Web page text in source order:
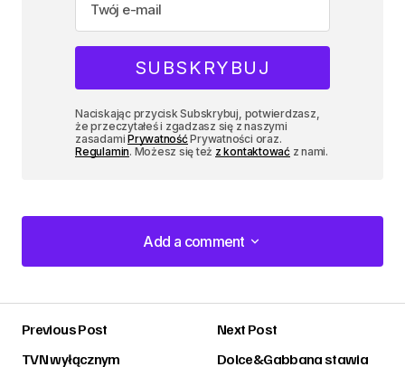
Naciskając przycisk Subskrybuj, potwierdzasz,
że przeczytałeś i zgadzasz się z naszymi
zasadamiPrywatnośćPrywatności oraz.
Regulamin. Możesz się też z kontaktowaćz nami.
Add a comment
Add a comment
Previous Post
TVN wyłącznym
Next Post
Dolce&Gabbana stawia